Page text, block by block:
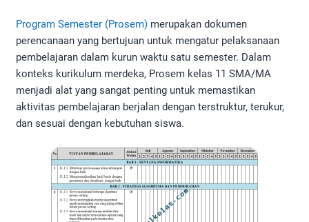
Program Semester (Prosem) merupakan dokumen
perencanaan yang bertujuan untuk mengatur pelaksanaan
pembelajaran dalam kurun waktu satu semester. Dalam
konteks kurikulum merdeka, Prosem kelas 11 SMA/MA
menjadi alat yang sangat penting untuk memastikan
aktivitas pembelajaran berjalan dengan terstruktur, terukur,
dan sesuai dengan kebutuhan siswa.